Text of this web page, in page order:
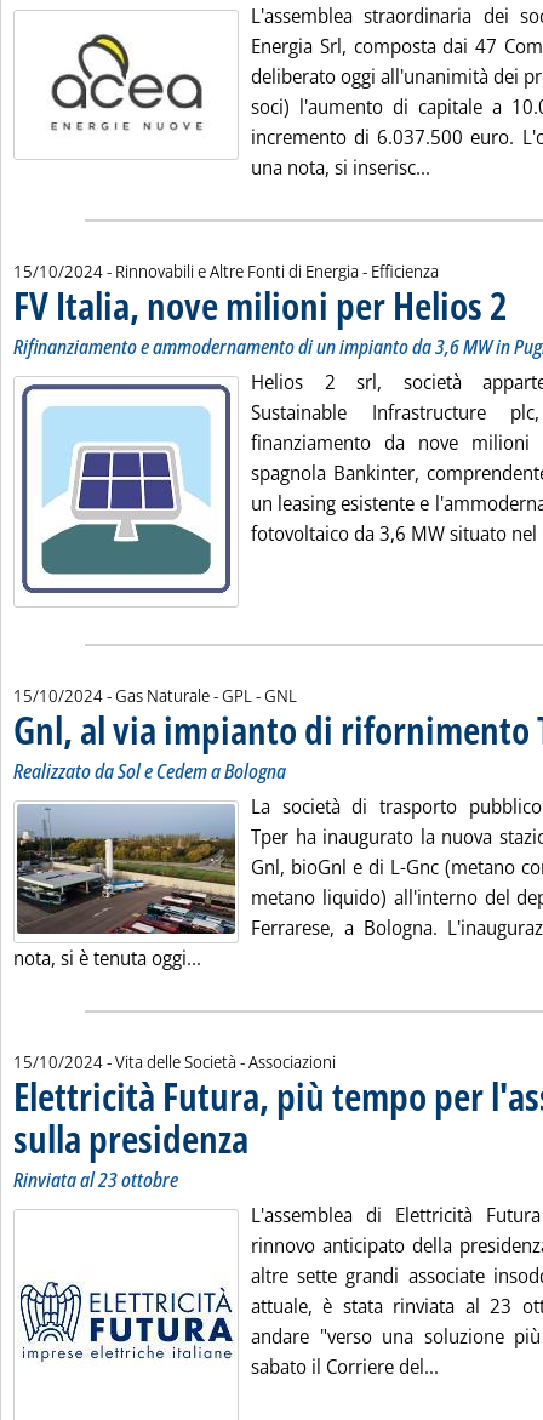
L'assemblea straordinaria dei
Energia Srl, composta dai 47
deliberato oggi all'unanimità dei
soci) l'aumento di capitale a
incremento di 6.037.500 euro.
una nota, si inserisc...
15/10/2024- Rinnovabili e Altre Fonti di Energia - Efficienza
FV Italia, nove milioni per Helios 2
Rifinanziamento e ammodernamento di un impianto da 3,6 MW in
Helios 2 srl, società
Sustainable Infrastructure
finanziamento da nove
spagnola Bankinter,
un leasing esistente e
fotovoltaico da 3,6 MW situato nel
15/10/2024- Gas Naturale - GPL - GNL
Gnl, al via impianto di rifornimento
Realizzato da Sol e Cedem a Bologna
La società di trasporto
Tper ha inaugurato la nuova
Gnl, bioGnl e di L-Gnc (metano
metano liquido) all'interno del
Ferrarese, a Bologna.
nota, si è tenuta oggi...
15/10/2024- Vita delle Società - Associazioni
Elettricità Futura, più tempo per
sulla presidenza . Sottotitolo: Rinviata al 23 ottobre
. Pubblicata martedì 15 ottobre 2024 alle 15.3.
Rinviata al 23 ottobre
L'assemblea di Elettricità
rinnovo anticipato della
altre sette grandi associate
attuale, è stata rinviata al 23
andare "verso una soluzione
sabato il Corriere del...